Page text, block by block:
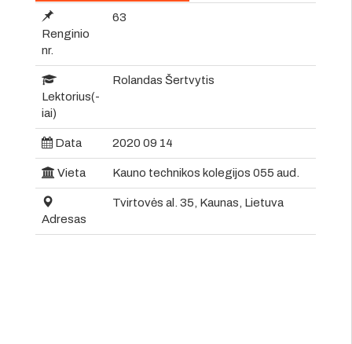
Renginio
nr.
63
Lektorius(-
iai)
Rolandas Šertvytis
Data 2020 09 14
Vieta Kauno technikos kolegijos 055 aud.
Adresas
Tvirtovės al. 35, Kaunas, Lietuva